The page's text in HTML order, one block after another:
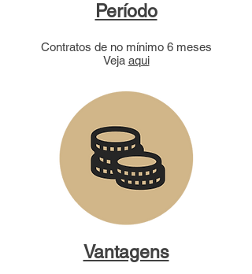
Período
Contratos de no mínimo 6 meses
Veja aqui
Vantagens